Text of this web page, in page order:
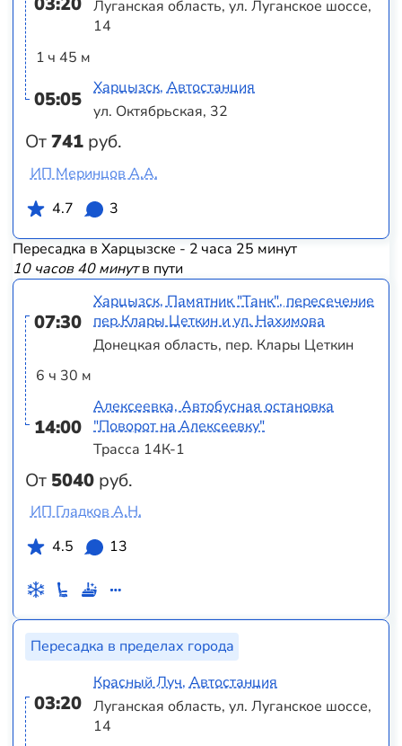
1 ч 45 м
05:05
От741 руб.
Луганская область, ул. Луганское шоссе,
14
Харцызск, Автостанция
ул. Октябрьская, 32
ИП Меринцов А.А.
4.7
3
Пересадка в Харцызске - 2 часа 25 минут
10 часов 40 минутв пути
07:30
6 ч 30 м
14:00
От 5040 руб.
Харцызск, Памятник "Танк", пересечение
пер.Клары Цеткин и ул. Нахимова
Донецкая область, пер. Клары Цеткин
Алексеевка, Автобусная остановка
"Поворот на Алексеевку"
Трасса 14К-1
ИП Гладков А.Н.
4.5
13
Пересадка в пределах города
03:20
Красный Луч, Автостанция
Луганская область, ул. Луганское шоссе,
14